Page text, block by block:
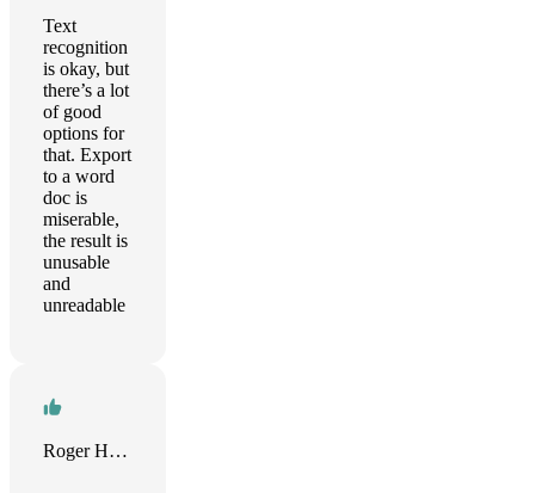
Text
recognition
is okay, but
there’s a lot
of good
options for
that. Export
to a word
doc is
miserable,
the result is
unusable
and
unreadable
Roger Huddleston